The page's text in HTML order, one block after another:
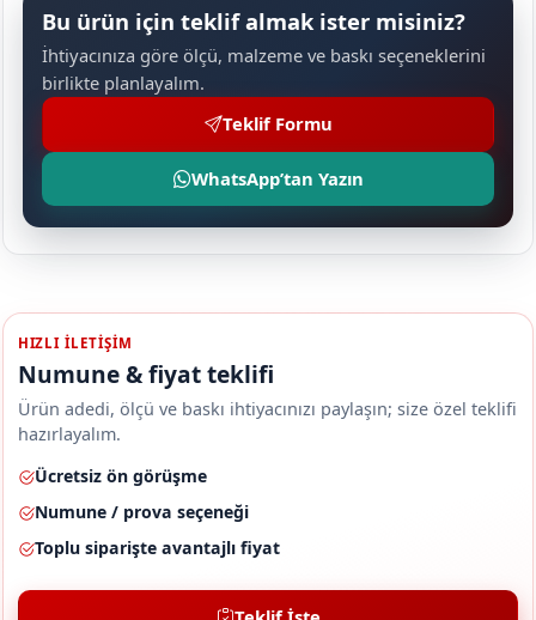
Bu ürün için teklif almak ister misiniz?
İhtiyacınıza göre ölçü, malzeme ve baskı seçeneklerini
birlikte planlayalım.
Teklif Formu
WhatsApp’tan Yazın
HIZLI ILETIŞIM
Numune & fiyat teklifi
Ürün adedi, ölçü ve baskı ihtiyacınızı paylaşın; size özel teklifi
hazırlayalım.
Ücretsiz ön görüşme
Numune / prova seçeneği
Toplu siparişte avantajlı fiyat